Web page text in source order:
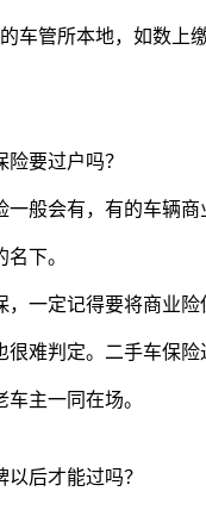
车管所本地，如数上
要过户吗？
般会有，有的车辆
下。
，一定记得要将商业
难判定。二手车保
主一同在场。
后才能过吗？